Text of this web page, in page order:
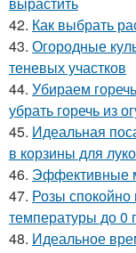
42. Как выбрать
43. Огородные
теневых участков
44. Убираем
убрать горечь из
45. Идеальная
в корзины для
46. Эффективные
47. Розы
температуры до 0
48. Идеальное